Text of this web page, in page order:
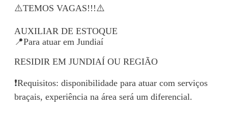
⚠️TEMOS VAGAS!!!⚠️
AUXILIAR DE ESTOQUE
📍Para atuar em Jundiaí
RESIDIR EM JUNDIAÍ OU REGIÃO
❗Requisitos: disponibilidade para atuar com serviços
braçais, experiência na área será um diferencial.